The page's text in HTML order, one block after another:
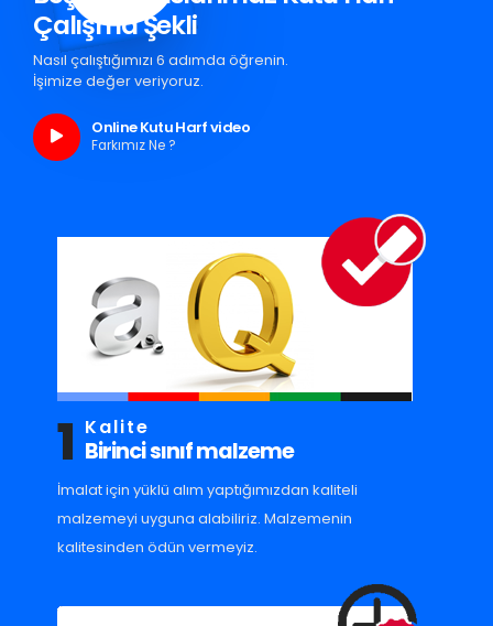
Çalışma Şekli
Nasıl çalıştığımızı 6 adımda öğrenin.
İşimize değer veriyoruz.
Online Kutu Harf video
Farkımız Ne ?
1 Kalite
Birinci sınıf malzeme
İmalat için yüklü alım yaptığımızdan kaliteli
malzemeyi uyguna alabiliriz. Malzemenin
kalitesinden ödün vermeyiz.